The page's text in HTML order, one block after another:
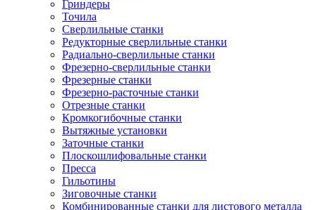
Гриндеры
Точила
Сверлильные станки
Редукторные сверлильные станки
Радиально-сверлильные станки
Фрезерно-сверлильные станки
Фрезерные станки
Фрезерно-расточные станки
Отрезные станки
Кромкогибочные станки
Вытяжные установки
Заточные станки
Плоскошлифовальные станки
Пресса
Гильотины
Зиговочные станки
Комбинированные станки для листового металла